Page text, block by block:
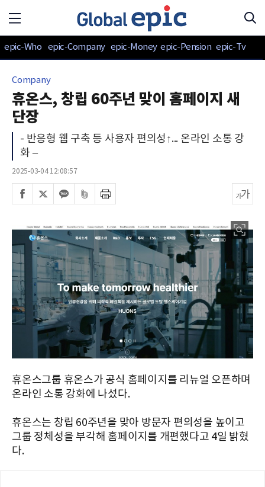
epic-Who epic-Company epic-Money epic-Pension epic-Tv
Company
휴온스, 창립 60주년 맞이 홈페이지 새
단장
- 반응형 웹 구축 등 사용자 편의성↑... 온라인 소통 강
화 –
2025-03-04 12:08:57
휴온스그룹 휴온스가 공식 홈페이지를 리뉴얼 오픈하며
온라인 소통 강화에 나섰다.
휴온스는 창립 60주년을 맞아 방문자 편의성을 높이고
그룹 정체성을 부각해 홈페이지를 개편했다고 4일 밝혔
다.